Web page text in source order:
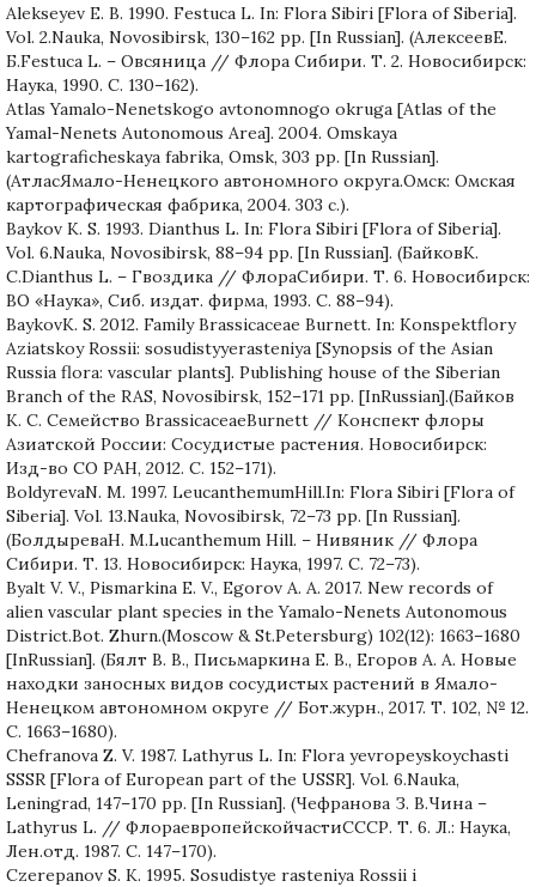
Alekseyev E. B. 1990. Festuca L. In: Flora Sibiri [Flora of Siberia].
Vol. 2.Nauka, Novosibirsk, 130–162 pp. [In Russian]. (АлексеевЕ.
Б.Festuca L. – Овсяница // Флора Сибири. Т. 2. Новосибирск:
Наука, 1990. С. 130–162).
Atlas Yamalo-Nenetskogo avtonomnogo okruga [Atlas of the
Yamal-Nenets Autonomous Area]. 2004. Omskaya
kartograficheskaya fabrika, Omsk, 303 pp. [In Russian].
(АтласЯмало-Ненецкого автономного округа.Омск: Омская
картографическая фабрика, 2004. 303 с.).
Baykov K. S. 1993. Dianthus L. In: Flora Sibiri [Flora of Siberia].
Vol. 6.Nauka, Novosibirsk, 88–94 pp. [In Russian]. (БайковК.
С.Dianthus L. – Гвоздика // ФлораСибири. Т. 6. Новосибирск:
ВО «Наука», Сиб. издат. фирма, 1993. С. 88–94).
BaykovK. S. 2012. Family Brassicaceae Burnett. In: Konspektflory
Aziatskoy Rossii: sosudistyyerasteniya [Synopsis of the Asian
Russia flora: vascular plants]. Publishing house of the Siberian
Branch of the RAS, Novosibirsk, 152–171 pp. [InRussian].(Байков
К. С. Семейство BrassicaceaeBurnett // Конспект флоры
Азиатской России: Сосудистые растения. Новосибирск:
Изд-во СО РАН, 2012. С. 152–171).
BoldyrevaN. M. 1997. LeucanthemumHill.In: Flora Sibiri [Flora of
Siberia]. Vol. 13.Nauka, Novosibirsk, 72–73 pp. [In Russian].
(БолдыреваН. М.Lucanthemum Hill. – Нивяник // Флора
Сибири. Т. 13. Новосибирск: Наука, 1997. С. 72–73).
Byalt V. V., Pismarkina E. V., Egorov A. A. 2017. New records of
alien vascular plant species in the Yamalo-Nenets Autonomous
District.Bot. Zhurn.(Moscow & St.Petersburg) 102(12): 1663–1680
[InRussian]. (Бялт В. В., Письмаркина Е. В., Егоров А. А. Новые
находки заносных видов сосудистых растений в Ямало-
Ненецком автономном округе // Бот.журн., 2017. Т. 102, № 12.
С. 1663–1680).
Chefranova Z. V. 1987. Lathyrus L. In: Flora yevropeyskoychasti
SSSR [Flora of European part of the USSR]. Vol. 6.Nauka,
Leningrad, 147–170 pp. [In Russian]. (Чефранова З. В.Чина –
Lathyrus L. // ФлораевропейскойчастиСССР. Т. 6. Л.: Наука,
Лен.отд. 1987. С. 147–170).
Czerepanov S. K. 1995. Sosudistye rasteniya Rossii i